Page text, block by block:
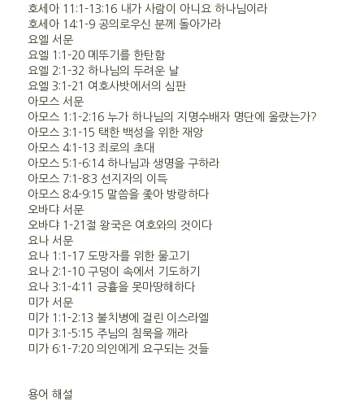
호세아 11:1-13:16 내가 사람이 아니요 하나님이라
호세아 14:1-9 공의로우신 분께 돌아가라
요엘 서문
요엘 1:1-20 메뚜기를 한탄함
요엘 2:1-32 하나님의 두려운 날
요엘 3:1-21 여호사밧에서의 심판
아모스 서문
아모스 1:1-2:16 누가 하나님의 지명수배자 명단에 올랐는가?
아모스 3:1-15 택한 백성을 위한 재앙
아모스 4:1-13 죄로의 초대
아모스 5:1-6:14 하나님과 생명을 구하라
아모스 7:1-8:3 선지자의 이득
아모스 8:4-9:15 말씀을 좇아 방랑하다
오바댜 서문
오바댜 1-21절 왕국은 여호와의 것이다
요나 서문
요나 1:1-17 도망자를 위한 물고기
요나 2:1-10 구덩이 속에서 기도하기
요나 3:1-4:11 긍휼을 못마땅해하다
미가 서문
미가 1:1-2:13 불치병에 걸린 이스라엘
미가 3:1-5:15 주님의 침묵을 깨라
미가 6:1-7:20 의인에게 요구되는 것들
용어 해설